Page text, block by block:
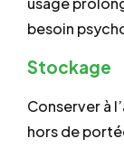
besoin
Stockage
Conserver à
hors de